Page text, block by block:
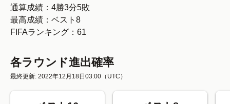
通算成績：4勝3分5敗
最高成績：ベスト8
FIFAランキング：61
各ラウンド進出確率
最終更新: 2022年12月18日03:00 （UTC）